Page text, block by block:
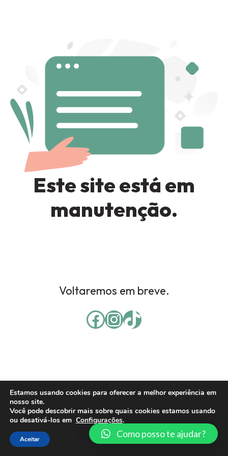
Este site está em
manutenção.
Voltaremos em breve.
Estamos usando cookies para oferecer a melhor experiência em
nosso site.
Você pode descobrir mais sobre quais cookies estamos usando
ou desativá-los em Configurações.
Aceitar
Como posso te ajudar?
Lost password?
CREATE AN ACCOUNT